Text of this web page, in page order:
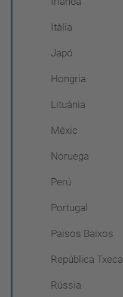
Itàlia
Japó
Hongria
Lituània
Mèxic
Noruega
Perú
Portugal
Països Baixos
República Txeca
Rússia